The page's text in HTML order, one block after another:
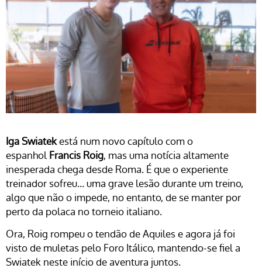
Iga Swiatekestá num novo capítulo com o
espanhol Francis Roig, mas uma notícia altamente
inesperada chega desde Roma. É que o experiente
treinador sofreu… uma grave lesão durante um treino,
algo que não o impede, no entanto, de se manter por
perto da polaca no torneio italiano.
Ora, Roig rompeu o tendão de Aquiles e agora já foi
visto de muletas pelo Foro Itálico, mantendo-se fiel a
Swiatek neste início de aventura juntos.